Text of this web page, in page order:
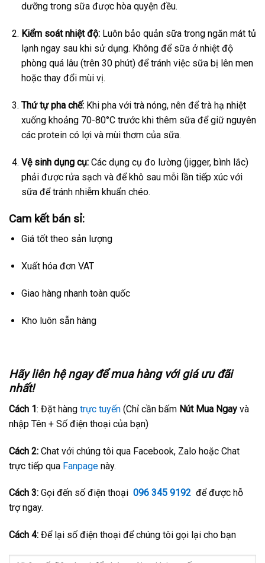
dưỡng trong sữa được hòa quyện đều.
Kiểm soát nhiệt độ:Luôn bảo quản sữa trong ngăn mát tủ
lạnh ngay sau khi sử dụng. Không để sữa ở nhiệt độ
phòng quá lâu (trên 30 phút) để tránh việc sữa bị lên men
hoặc thay đổi mùi vị.
Thứ tự pha chế:Khi pha với trà nóng, nên để trà hạ nhiệt
xuống khoảng 70-80°C trước khi thêm sữa để giữ nguyên
các protein có lợi và mùi thơm của sữa.
Vệ sinh dụng cụ:Các dụng cụ đo lường (jigger, bình lắc)
phải được rửa sạch và để khô sau mỗi lần tiếp xúc với
sữa để tránh nhiễm khuẩn chéo.
Cam kết bán sỉ:
Giá tốt theo sản lượng
Xuất hóa đơn VAT
Giao hàng nhanh toàn quốc
Kho luôn sẵn hàng
Hãy liên hệ ngay để mua hàng với giá ưu đãi
nhất!
Cách 1: Đặt hàng trực tuyến (Chỉ cần bấm Nút Mua Ngay và
nhập Tên + Số điện thoại của bạn)
Cách 2: Chat với chúng tôi qua Facebook, Zalo hoặc Chat
trực tiếp qua Fanpage này.
Cách 3: Gọi đến số điện thoại 096 345 9192 để được hỗ
trợ ngay.
Cách 4: Để lại số điện thoại để chúng tôi gọi lại cho bạn